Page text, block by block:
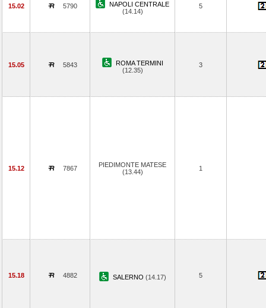
15.02 5790
NAPOLI CENTRALE
(14.14)
5
15.05 5843
ROMA TERMINI
(12.35)
3
15.12 7867
PIEDIMONTE MATESE
(13.44)
1
15.18 4882 SALERNO (14.17) 5